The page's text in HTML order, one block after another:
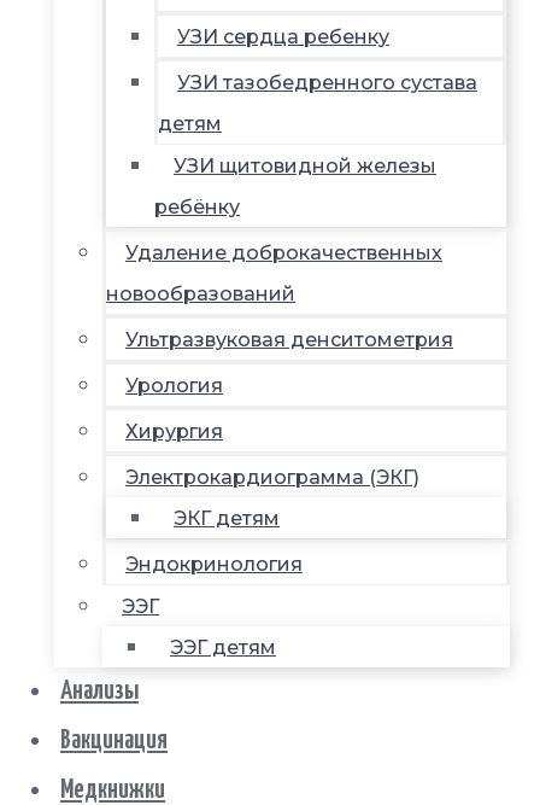
УЗИ сердца ребенку
УЗИ тазобедренного сустава
детям
УЗИ щитовидной железы
ребёнку
Удаление доброкачественных
новообразований
Ультразвуковая денситометрия
Урология
Хирургия
Электрокардиограмма (ЭКГ)
ЭКГ детям
Эндокринология
ЭЭГ
ЭЭГ детям
Анализы
Вакцинация
Медкнижки